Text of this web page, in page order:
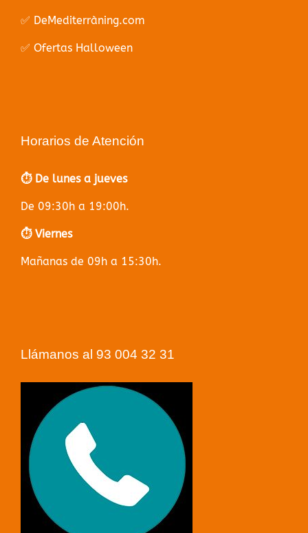
✅ DeMediterràning.com
✅ Ofertas Halloween
Horarios de Atención
⏱️ De lunes a jueves
De 09:30h a 19:00h.
⏱️ Viernes
Mañanas de 09h a 15:30h.
Llámanos al 93 004 32 31